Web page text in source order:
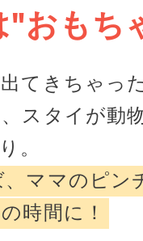
"おもち
出てきちゃっ
スタイが動
。
ママのピン
時間に！